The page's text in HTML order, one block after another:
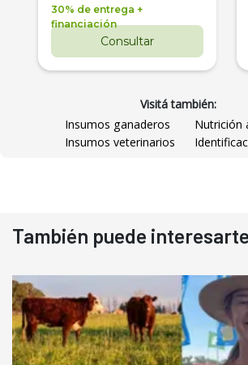
30% de entrega +
financiación
Consultar
Visitá también:
Insumos ganaderos
Nutrición
Insumos veterinarios
También puede interesarte